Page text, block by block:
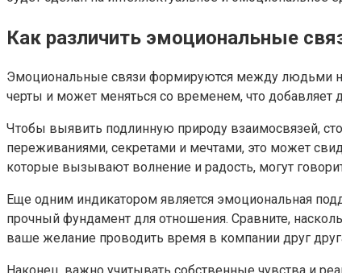
Как различить эмоциональные
Эмоциональные связи формируются между людьми
черты и может меняться со временем, что
Чтобы выявить подлинную природу взаимосвязей,
переживаниями, секретами и мечтами, это может
которые вызывают волнение и радость, могут
Еще одним индикатором является эмоциональная
прочный фундамент для отношения. Сравните,
ваше желание проводить время в компании друг